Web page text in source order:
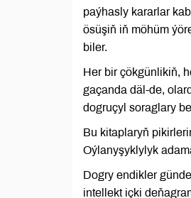
paýhasly kararlar
ösüşiň iň möhüm
biler.
Her bir çökgünlikiň,
gaçanda däl-de,
dogruçyl soraglary
Bu kitaplaryň
Oýlanyşyklylyk
Dogry endikler
intellekt içki